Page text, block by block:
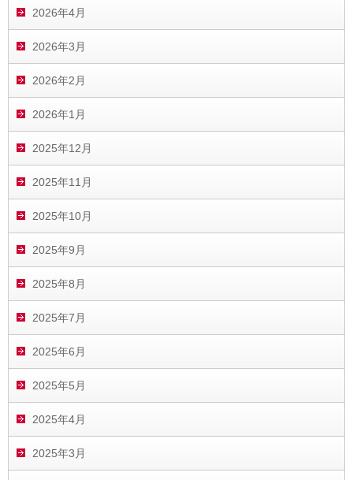
2026年4月
2026年3月
2026年2月
2026年1月
2025年12月
2025年11月
2025年10月
2025年9月
2025年8月
2025年7月
2025年6月
2025年5月
2025年4月
2025年3月